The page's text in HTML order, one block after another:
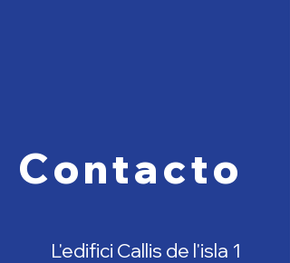
Contacto
L'edifici Callis de l'isla 1